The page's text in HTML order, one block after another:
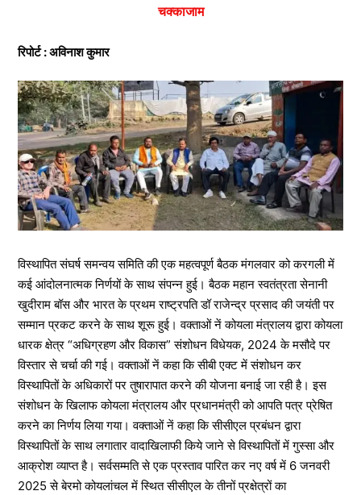
चक्काजाम
रिपोर्ट : अविनाश कुमार
विस्थापित संघर्ष समन्वय समिति की एक महत्वपूर्ण बैठक मंगलवार को करगली में
कई आंदोलनात्मक निर्णयों के साथ संपन्न हुई। बैठक महान स्वतंत्रता सेनानी
खुदीराम बॉस और भारत के प्रथम राष्ट्रपति डॉ राजेन्द्र प्रसाद की जयंती पर
सम्मान प्रकट करने के साथ शूरू हुई। वक्ताओं नें कोयला मंत्रालय द्वारा कोयला
धारक क्षेत्र “अधिग्रहण और विकास” संशोधन विधेयक, 2024 के मसौदे पर
विस्तार से चर्चा की गई। वक्ताओं नें कहा कि सीबी एक्ट में संशोधन कर
विस्थापितों के अधिकारों पर तुषारापात करने की योजना बनाई जा रही है। इस
संशोधन के खिलाफ कोयला मंत्रालय और प्रधानमंत्री को आपति पत्र प्रेषित
करने का निर्णय लिया गया। वक्ताओं नें कहा कि सीसीएल प्रबंधन द्वारा
विस्थापितों के साथ लगातार वादाखिलाफी किये जाने से विस्थापितों में गुस्सा और
आक्रोश व्याप्त है। सर्वसम्मति से एक प्रस्ताव पारित कर नए वर्ष में 6 जनवरी
2025 से बेरमो कोयलांचल में स्थित सीसीएल के तीनों प्रक्षेत्रों का